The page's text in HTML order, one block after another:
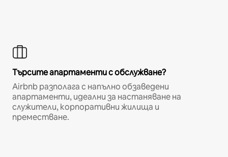
Търсите апартаменти с обслужване?
Airbnb разполага с напълно обзаведени
апартаменти, идеални за настаняване на
служители, корпоративни жилища и
преместване.